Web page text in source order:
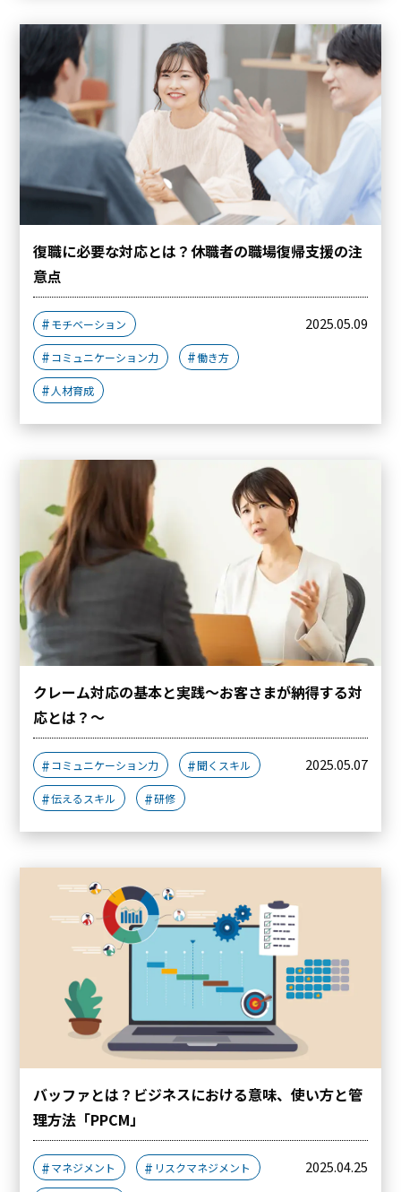
復職に必要な対応とは？休職者の職場復帰支援の注
意点
モチベーション
コミュニケーション力 働き方
人材育成
2025.05.09
クレーム対応の基本と実践～お客さまが納得する対
応とは？～
コミュニケーション力 聞くスキル
伝えるスキル 研修
2025.05.07
バッファとは？ビジネスにおける意味、使い方と管
理方法「PPCM」
マネジメント リスクマネジメント 2025.04.25